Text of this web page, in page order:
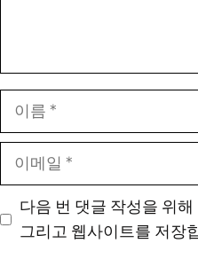
다음 번 댓글 작성을 위
그리고 웹사이트를 저장